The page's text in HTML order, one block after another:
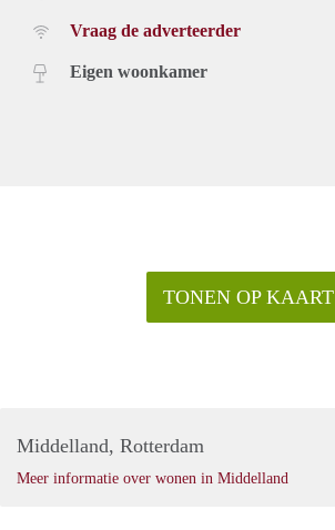
Vraag de adverteerder
Eigen woonkamer
TONEN OP KAART
Middelland, Rotterdam
Meer informatie over wonen in Middelland